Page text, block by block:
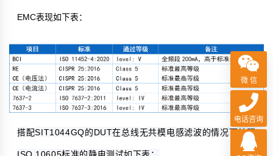
EMC表现如下表：
搭配SIT1044GQ的DUT在总线无共模电感滤波的情况下按照
微 信
电话咨询